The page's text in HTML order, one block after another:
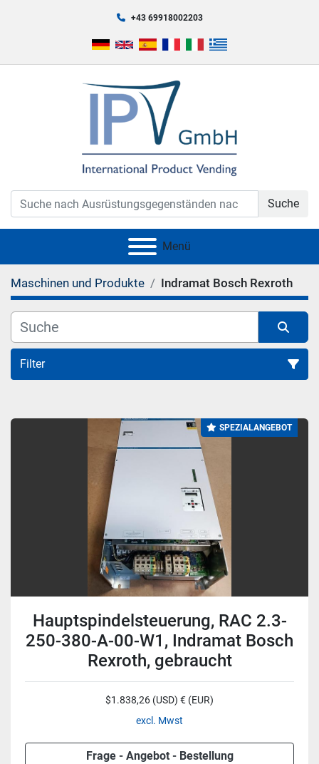
+43 69918002203
Suche
Menü
Maschinen und Produkte Indramat Bosch Rexroth
Filter
Sortieren nach
SPEZIALANGEBOT
Hauptspindelsteuerung, RAC 2.3-
250-380-A-00-W1, Indramat Bosch
Rexroth, gebraucht
$1.838,26 (USD) € (EUR)
excl. Mwst
Frage - Angebot - Bestellung